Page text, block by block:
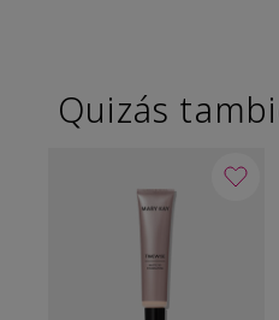
Quizás